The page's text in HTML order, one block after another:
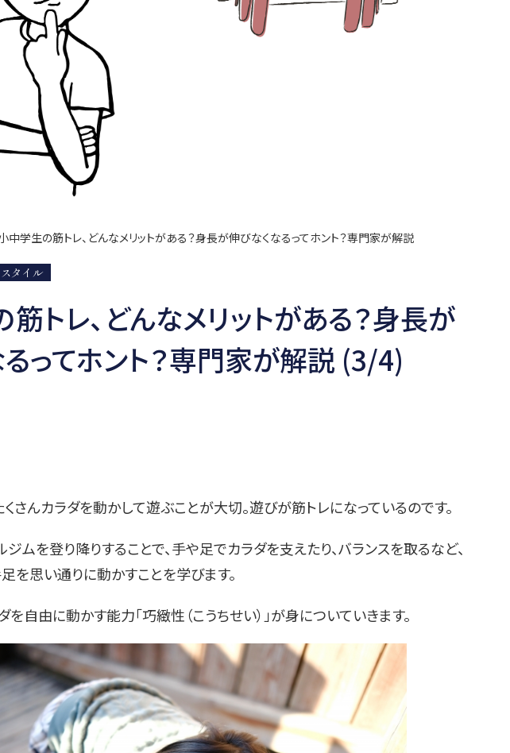
中学生の筋トレ、どんなメリットがある？身長が伸びなくなるってホント？専門家が解説
タイル
トレ、どんなメリットがある？身長が
ってホント？専門家が解説 (3/4)
さんカラダを動かして遊ぶことが大切。遊びが筋トレになっているのです。
ムを登り降りすることで、手や足でカラダを支えたり、バランスを取るなど、
を思い通りに動かすことを学びます。
自由に動かす能力「巧緻性（こうちせい）」が身についていきます。